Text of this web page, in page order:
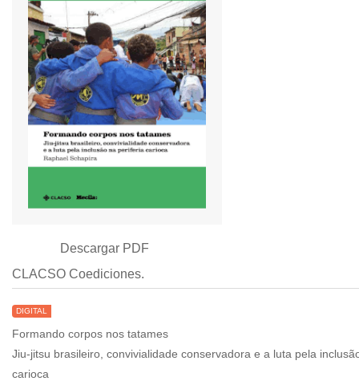
Descargar PDF
CLACSO Coediciones.
DIGITAL
Formando corpos nos tatames
Jiu-jitsu brasileiro, convivialidade conservadora e a luta pela
carioca